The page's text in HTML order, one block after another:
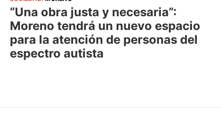
“Una obra justa y necesaria”:
Moreno tendrá un nuevo espacio
para la atención de personas del
espectro autista